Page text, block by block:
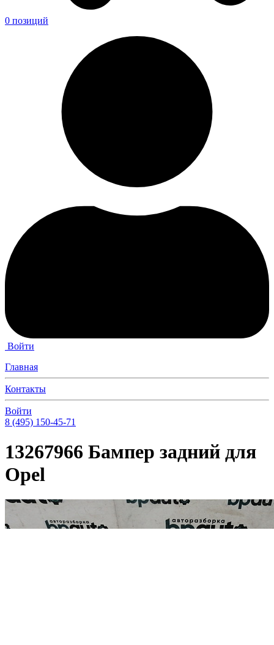
0 позиций
Войти
Главная
Контакты
Войти
8 (495) 150-45-71
13267966 Бампер задний для
Opel